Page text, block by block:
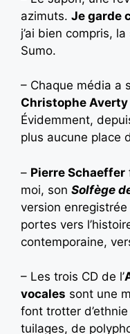
azimuts. Je garde
j’ai bien compris,
Sumo.
– Chaque média a
Christophe Averty
Évidemment,
plus aucune place
– Pierre Schaeffer
moi, son Solfège
version
portes vers
contemporaine,
– Les trois CD de l’
vocales sont une
font trotter
tuilages, de